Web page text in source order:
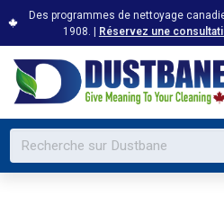
Des programmes de nettoyage
1908. | Réservez une